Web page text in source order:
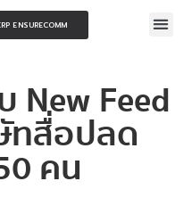
ENSURECOMM
New Feed
ทสื่อปลด
คน